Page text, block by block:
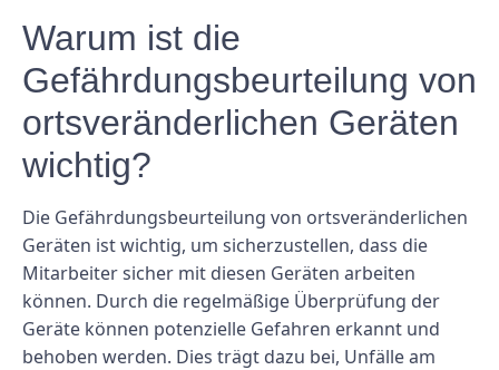
Warum ist die
Gefährdungsbeurteilung von
ortsveränderlichen Geräten
wichtig?
Die Gefährdungsbeurteilung von ortsveränderlichen
Geräten ist wichtig, um sicherzustellen, dass die
Mitarbeiter sicher mit diesen Geräten arbeiten
können. Durch die regelmäßige Überprüfung der
Geräte können potenzielle Gefahren erkannt und
behoben werden. Dies trägt dazu bei, Unfälle am